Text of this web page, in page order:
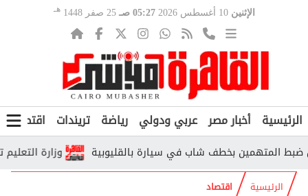
الإثنين 10 أغسطس 2026 05:27 صـ 25 صفر 1448 هـ
الرئيسية أخبار مصر عربي ودولي رياضة تريندات اقتصاد
وزارة التعليم بخطف شاب في سيارة بالقليوبية
الرئيسية اقتصاد